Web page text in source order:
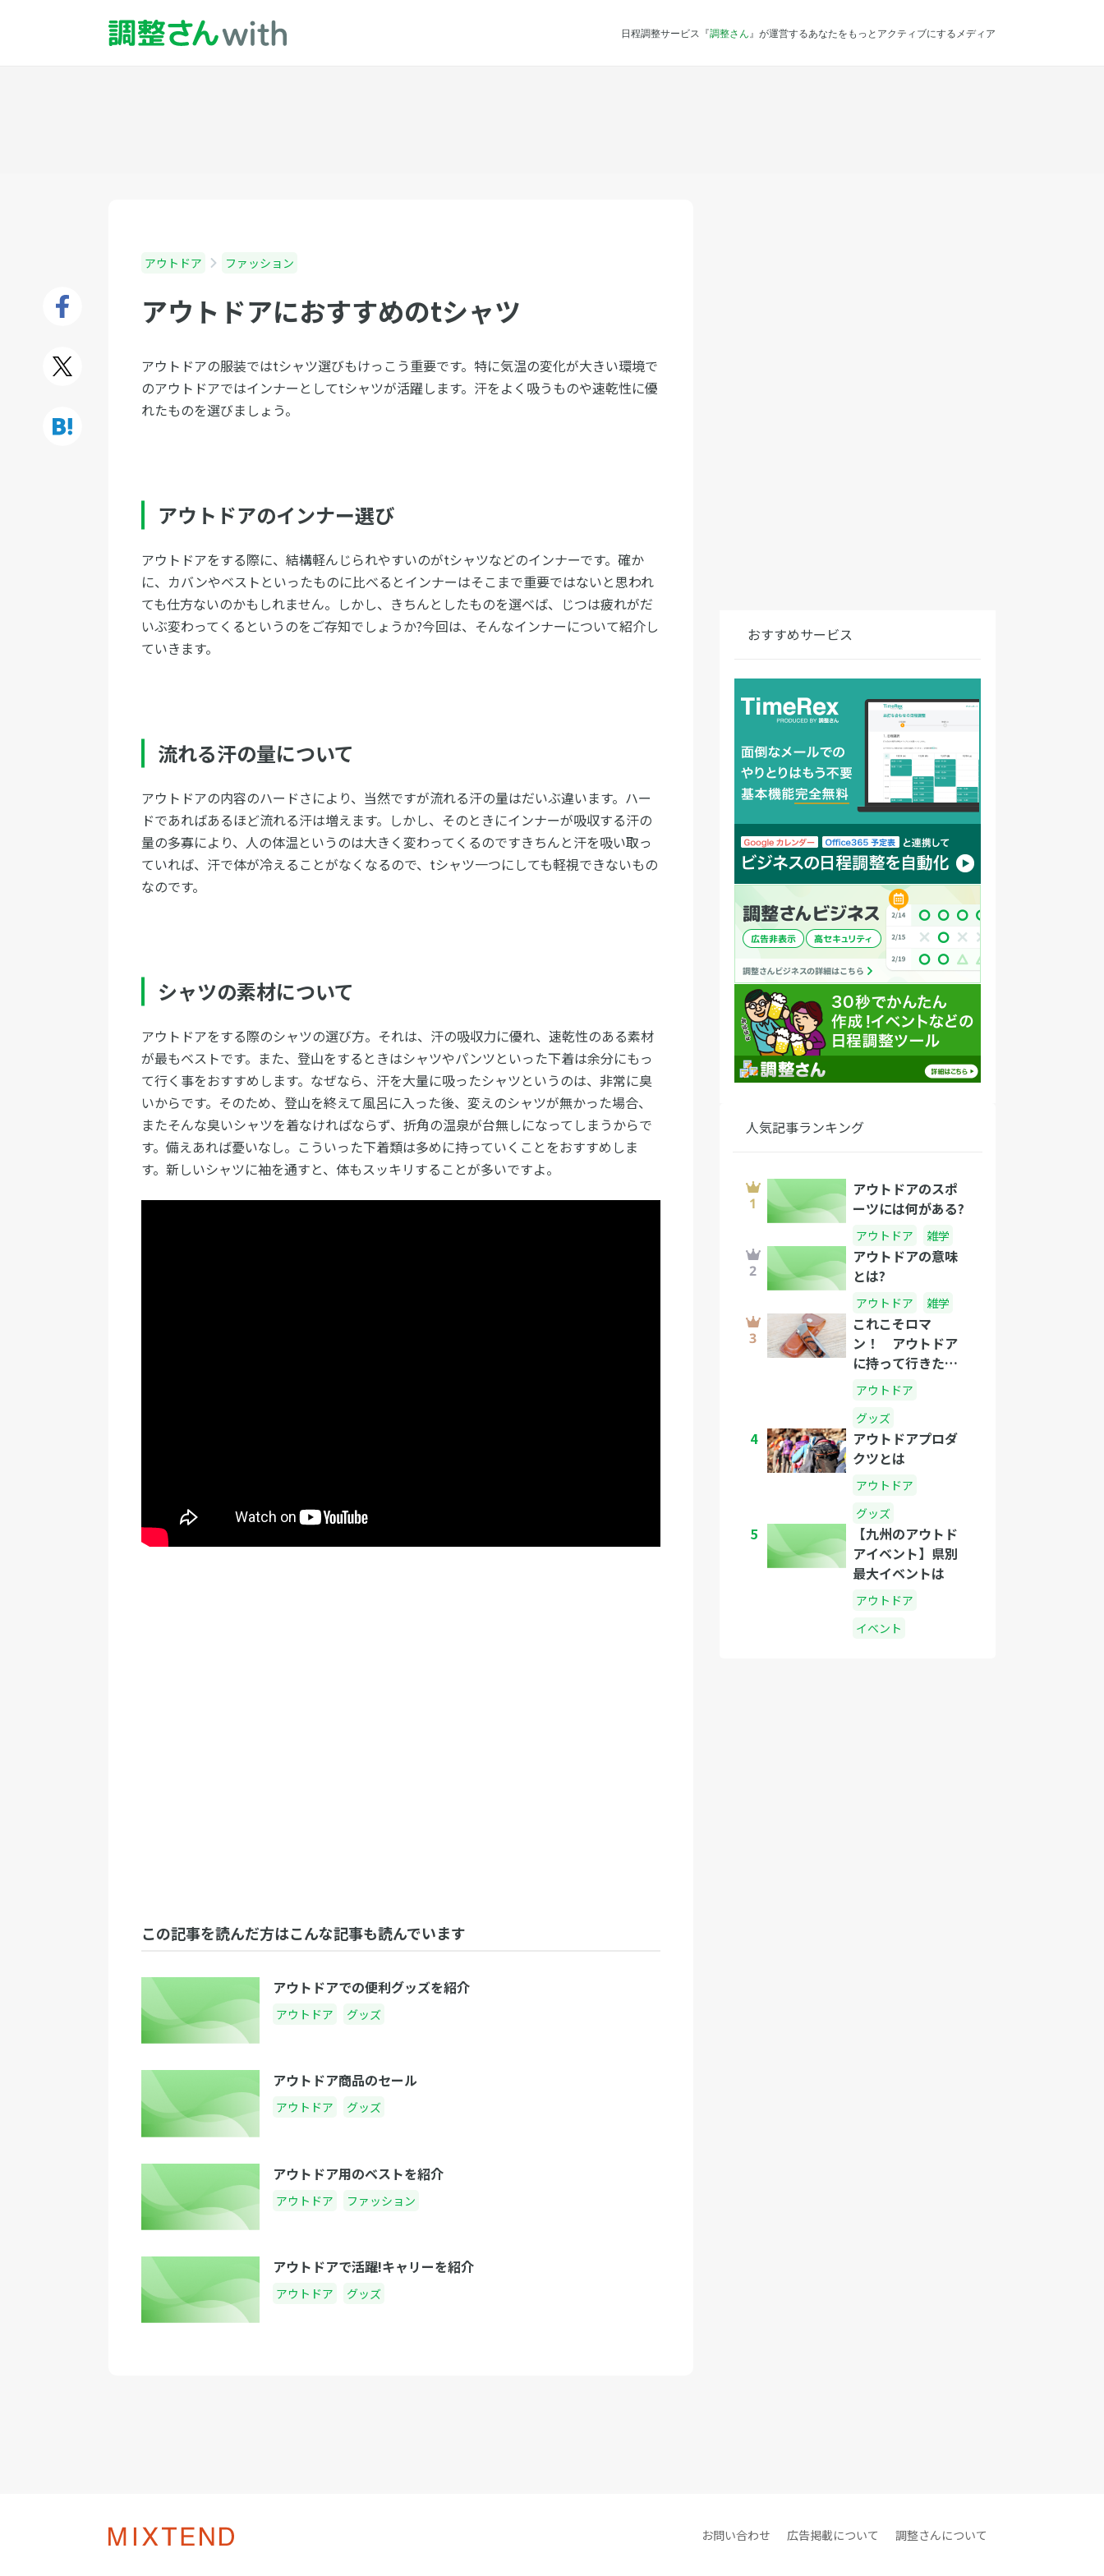
日程調整サービス『調整さん 』が運営するあなたをもっとアクティブにするメディア
アウトドア ファッション
アウトドアにおすすめのtシャツ
アウトドアの服装ではtシャツ選びもけっこう重要です。特に気温の変化が大きい環境で
のアウトドアではインナーとしてtシャツが活躍します。汗をよく吸うものや速乾性に優
れたものを選びましょう。
アウトドアのインナー選び
アウトドアをする際に、結構軽んじられやすいのがtシャツなどのインナーです。確か
に、カバンやベストといったものに比べるとインナーはそこまで重要ではないと思われ
ても仕方ないのかもしれません。しかし、きちんとしたものを選べば、じつは疲れがだ
いぶ変わってくるというのをご存知でしょうか?今回は、そんなインナーについて紹介し
ていきます。
流れる汗の量について
アウトドアの内容のハードさにより、当然ですが流れる汗の量はだいぶ違います。ハー
ドであればあるほど流れる汗は増えます。しかし、そのときにインナーが吸収する汗の
量の多寡により、人の体温というのは大きく変わってくるのですきちんと汗を吸い取っ
ていれば、汗で体が冷えることがなくなるので、tシャツ一つにしても軽視できないもの
なのです。
シャツの素材について
アウトドアをする際のシャツの選び方。それは、汗の吸収力に優れ、速乾性のある素材
が最もベストです。また、登山をするときはシャツやパンツといった下着は余分にもっ
て行く事をおすすめします。なぜなら、汗を大量に吸ったシャツというのは、非常に臭
いからです。そのため、登山を終えて風呂に入った後、変えのシャツが無かった場合、
またそんな臭いシャツを着なければならず、折角の温泉が台無しになってしまうからで
す。備えあれば憂いなし。こういった下着類は多めに持っていくことをおすすめしま
す。新しいシャツに袖を通すと、体もスッキリすることが多いですよ。
この記事を読んだ方はこんな記事も読んでいます
アウトドアでの便利グッズを紹介
アウトドア グッズ
アウトドア商品のセール
アウトドア グッズ
アウトドア用のベストを紹介
アウトドア ファッション
アウトドアで活躍!キャリーを紹介
アウトドア グッズ
おすすめサービス
人気記事ランキング
アウトドアのスポ
ーツには何がある?
アウトドア 雑学
アウトドアの意味
とは?
アウトドア 雑学
これこそロマ
ン！ アウトドア
に持って行きたい
ナイフ選
アウトドア
グッズ
4
アウトドアプロダ
クツとは
アウトドア
グッズ
5
【九州のアウトド
アイベント】県別
最大イベントは
アウトドア
イベント
お問い合わせ 広告掲載について 調整さんについて